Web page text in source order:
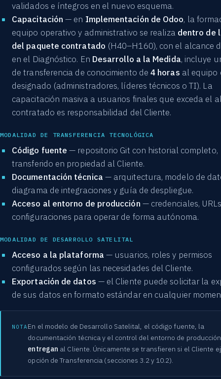
validados e íntegros en el nuevo esquema.
Capacitación — en Implementación de Odoo, la
equipo operativo y administrativo se realiza dentro de
del paquete contratado (H40–H160), con el alcance
en el Diagnóstico. En Desarrollo a la Medida, incluye
de transferencia de conocimiento de4 horas al equipo
designado (administradores, líderes técnicos o TI). La
capacitación masiva a usuarios finales que exceda el
contratado es responsabilidad del Cliente.
MODALIDAD DE TRANSFERENCIA TECNOLÓGICA
Código fuente — repositorio Git con historial completo,
transferido en propiedad al Cliente.
Documentación técnica — arquitectura, modelo de
diagrama de integraciones y guía de despliegue.
Acceso al entorno de producción — credenciales,
configuraciones para operar de forma autónoma.
MODALIDAD DE DESARROLLO SATELITAL
Acceso a la plataforma — usuarios, roles y permisos
configurados según las necesidades del Cliente.
Exportación de datos — el Cliente puede solicitar la
de sus datos en formato estándar en cualquier
NOTA En el modelo de Desarrollo Satelital, el código fuente, la
documentación técnica y el control del entorno de
entregan al Cliente. Únicamente se transfieren si el Cliente
opción de Transferencia (secciones 3.2 y 10.2).